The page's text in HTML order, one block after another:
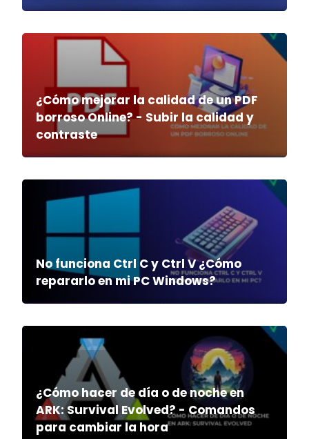
¿Cómo mejorar la calidad de un PDF
borroso Online? - Subir la calidad y
contraste
No funciona Ctrl C y Ctrl V ¿Cómo
repararlo en mi PC Windows?
¿Cómo hacer de día o de noche en
ARK: Survival Evolved? - Comandos
para cambiar la hora